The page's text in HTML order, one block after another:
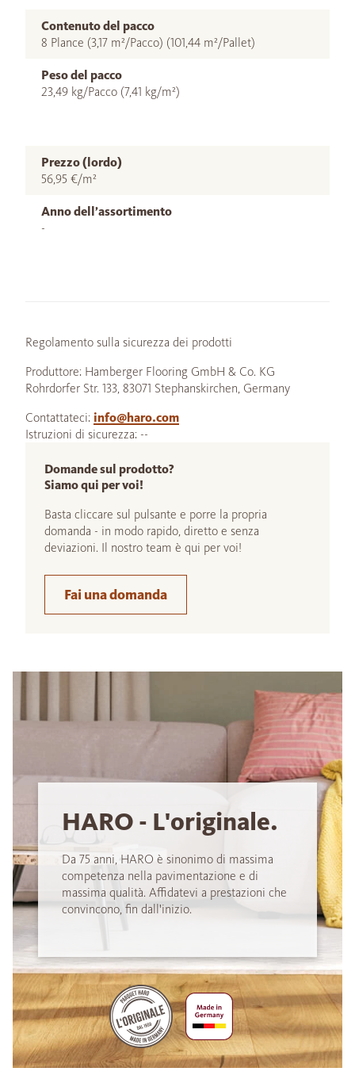
Contenuto del pacco
8 Plance (3,17 m²/Pacco) (101,44 m²/Pallet)
Peso del pacco
23,49 kg/Pacco (7,41 kg/m²)
Prezzo (lordo)
56,95 €/m²
Anno dell’assortimento
-
Regolamento sulla sicurezza dei prodotti
Produttore: Hamberger Flooring GmbH & Co. KG
Rohrdorfer Str. 133, 83071 Stephanskirchen, Germany
Contattateci: info@haro.com
Istruzioni di sicurezza: --
Domande sul prodotto?
Siamo qui per voi!
Basta cliccare sul pulsante e porre la propria
domanda - in modo rapido, diretto e senza
deviazioni. Il nostro team è qui per voi!
Fai una domanda
HARO - L'originale.
Da 75 anni, HARO è sinonimo di massima
competenza nella pavimentazione e di
massima qualità. Affidatevi a prestazioni che
convincono, fin dall'inizio.